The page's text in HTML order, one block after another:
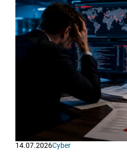
14.07.2026Cyber